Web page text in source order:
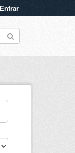
Entrar